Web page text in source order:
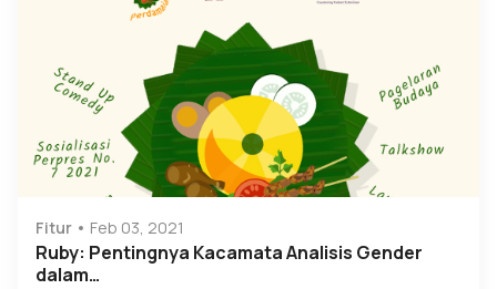
Fitur Feb 03, 2021
Ruby: Pentingnya Kacamata Analisis Gender
dalam…